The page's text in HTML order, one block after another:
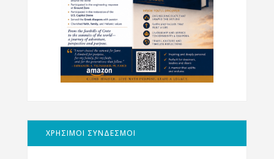
ΧΡΗΣΙΜΟΙ ΣΥΝΔΕΣΜΟΙ